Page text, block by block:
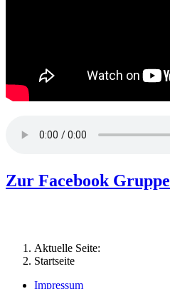
Zur Facebook Gruppe
Aktuelle Seite:
Startseite
Impressum